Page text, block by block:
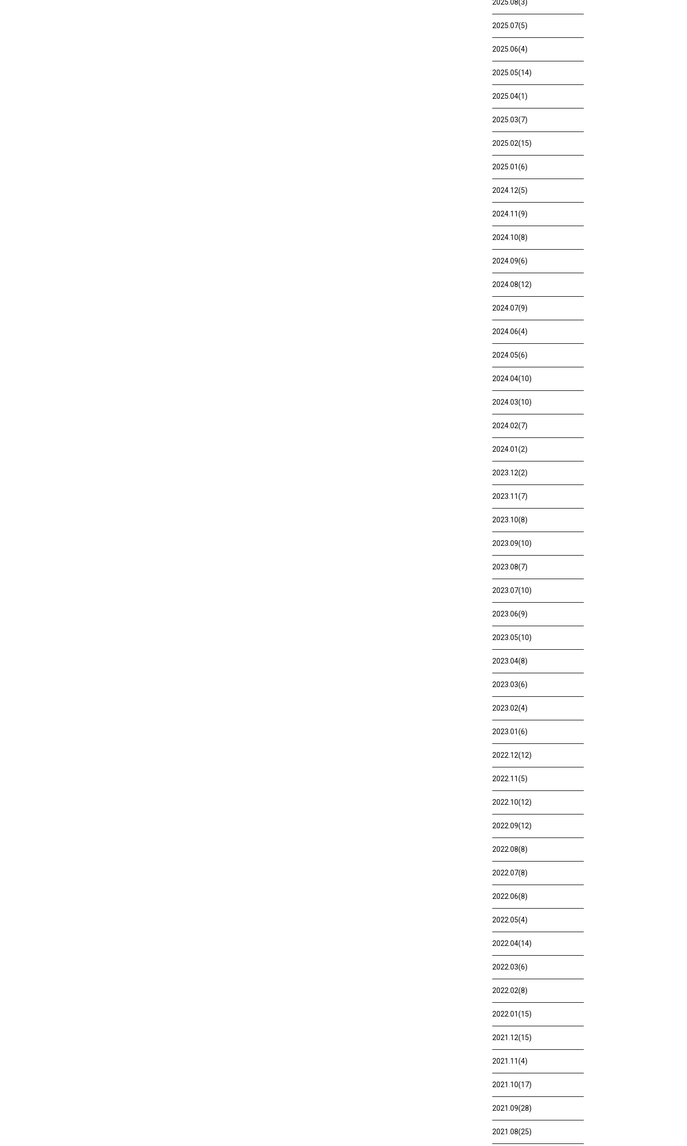
2025.08(3)
2025.07(5)
2025.06(4)
2025.05(14)
2025.04(1)
2025.03(7)
2025.02(15)
2025.01(6)
2024.12(5)
2024.11(9)
2024.10(8)
2024.09(6)
2024.08(12)
2024.07(9)
2024.06(4)
2024.05(6)
2024.04(10)
2024.03(10)
2024.02(7)
2024.01(2)
2023.12(2)
2023.11(7)
2023.10(8)
2023.09(10)
2023.08(7)
2023.07(10)
2023.06(9)
2023.05(10)
2023.04(8)
2023.03(6)
2023.02(4)
2023.01(6)
2022.12(12)
2022.11(5)
2022.10(12)
2022.09(12)
2022.08(8)
2022.07(8)
2022.06(8)
2022.05(4)
2022.04(14)
2022.03(6)
2022.02(8)
2022.01(15)
2021.12(15)
2021.11(4)
2021.10(17)
2021.09(28)
2021.08(25)